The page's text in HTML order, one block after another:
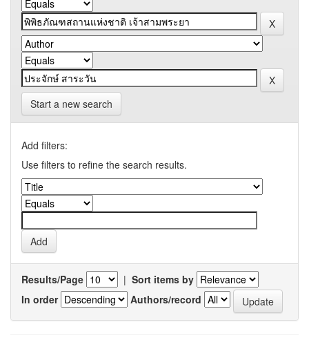
Start a new search
Add filters:
Use filters to refine the search results.
Results/Page | Sort items by
In order
Authors/record